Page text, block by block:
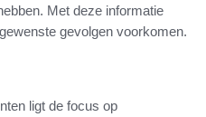
Met deze informatie
gevolgen voorkomen.
ligt de focus op